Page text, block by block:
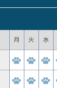
月 火 水